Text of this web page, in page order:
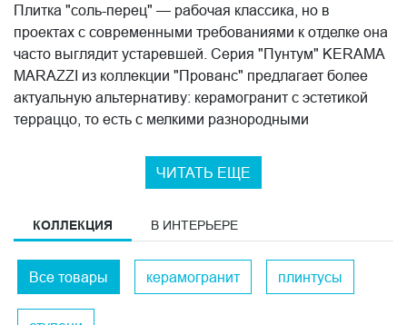
Плитка "соль-перец" — рабочая классика, но в
проектах с современными требованиями к отделке она
часто выглядит устаревшей. Серия "Пунтум" KERAMA
MARAZZI из коллекции "Прованс" предлагает более
актуальную альтернативу: керамогранит с эстетикой
терраццо, то есть с мелкими разнородными
востребованным по сей день — в современных
Поверхность у "Пунтума" гладкая и глазурованная, что
с более фактурным финишем.
Толщина материала — 8 мм, что позволяет
ЧИТАТЬ ЕЩЕ
КОЛЛЕКЦИЯ В ИНТЕРЬЕРЕ
Все товары керамогранит плинтусы